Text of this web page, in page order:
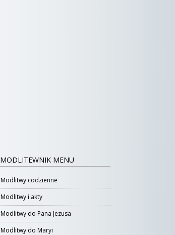
MODLITEWNIK MENU
Modlitwy codzienne
Modlitwy i akty
Modlitwy do Pana Jezusa
Modlitwy do Maryi